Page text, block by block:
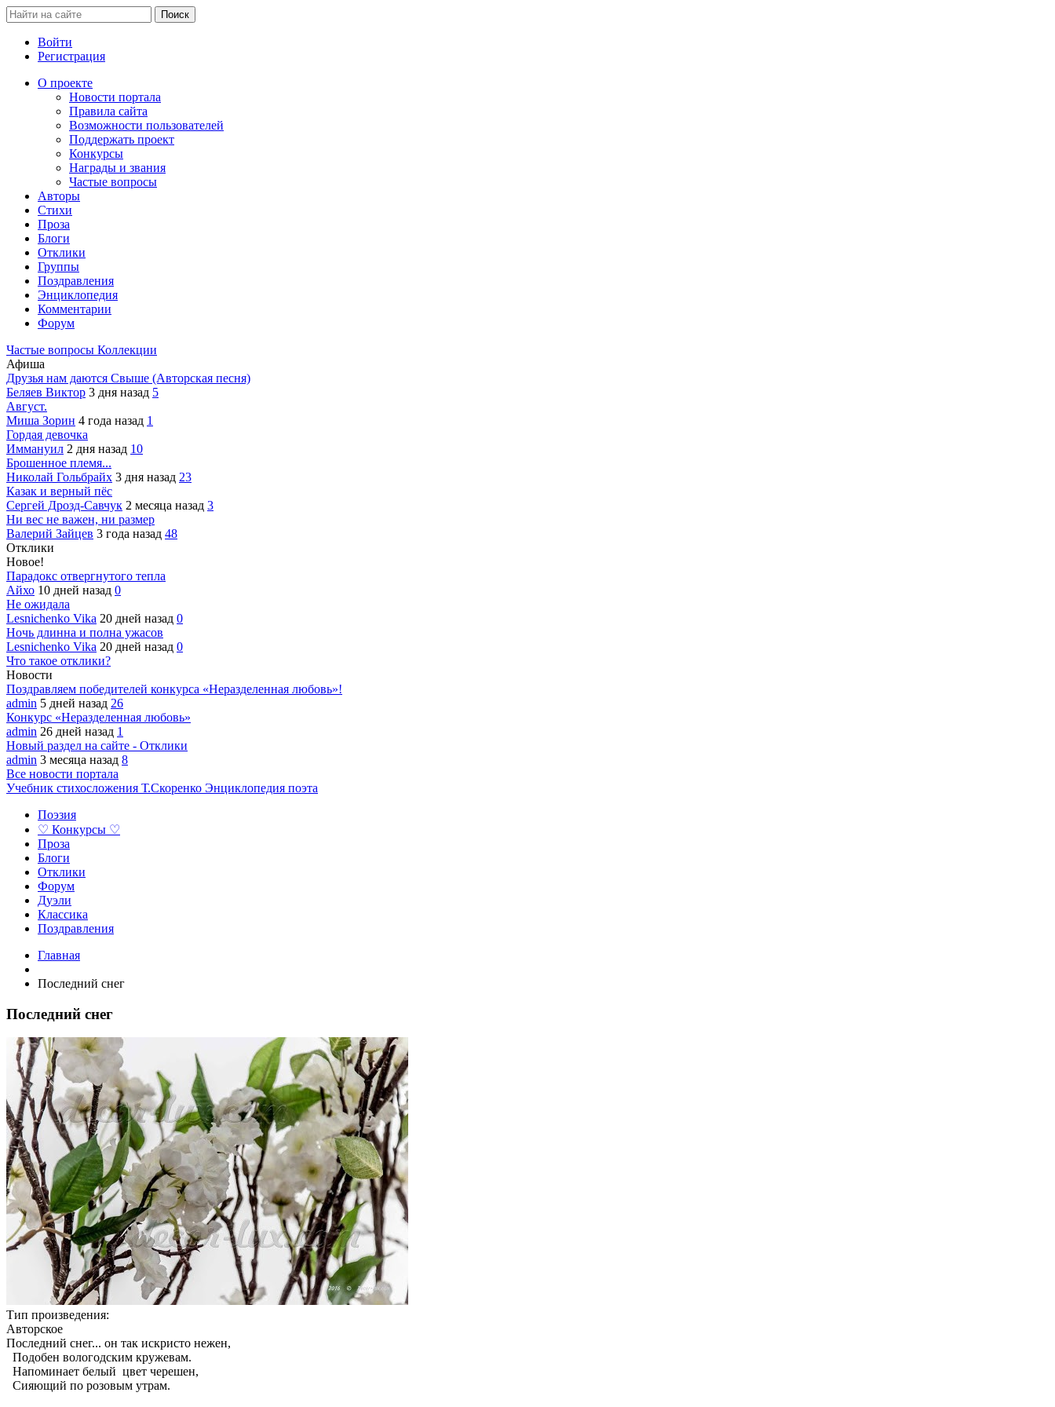
Войти
Регистрация
О проекте
Новости портала
Правила сайта
Возможности пользователей
Поддержать проект
Конкурсы
Награды и звания
Частые вопросы
Авторы
Стихи
Проза
Блоги
Отклики
Группы
Поздравления
Энциклопедия
Комментарии
Форум
Частые вопросы Коллекции
Афиша
Друзья нам даются Свыше (Авторская песня)
Беляев Виктор 3 дня назад 5
Август.
Миша Зорин 4 года назад 1
Гордая девочка
Иммануил 2 дня назад 10
Брошенное племя...
Николай Гольбрайх 3 дня назад 23
Казак и верный пёс
Сергей Дрозд-Савчук 2 месяца назад 3
Ни вес не важен, ни размер
Валерий Зайцев 3 года назад 48
Отклики
Новое!
Парадокс отвергнутого тепла
Айхо 10 дней назад 0
Не ожидала
Lesnichenko Vika 20 дней назад 0
Ночь длинна и полна ужасов
Lesnichenko Vika 20 дней назад 0
Что такое отклики?
Новости
Поздравляем победителей конкурса «Неразделенная любовь»!
admin 5 дней назад 26
Конкурс «Неразделенная любовь»
admin 26 дней назад 1
Новый раздел на сайте - Отклики
admin 3 месяца назад 8
Все новости портала
Учебник стихосложения Т.Скоренко Энциклопедия поэта
Поэзия
♡ Конкурсы ♡
Проза
Блоги
Отклики
Форум
Дуэли
Классика
Поздравления
Главная
Последний снег
Последний снег
Тип произведения:
Авторское
Последний снег... он так искристо нежен,
Подобен вологодским кружевам.
Напоминает белый цвет черешен,
Сияющий по розовым утрам.